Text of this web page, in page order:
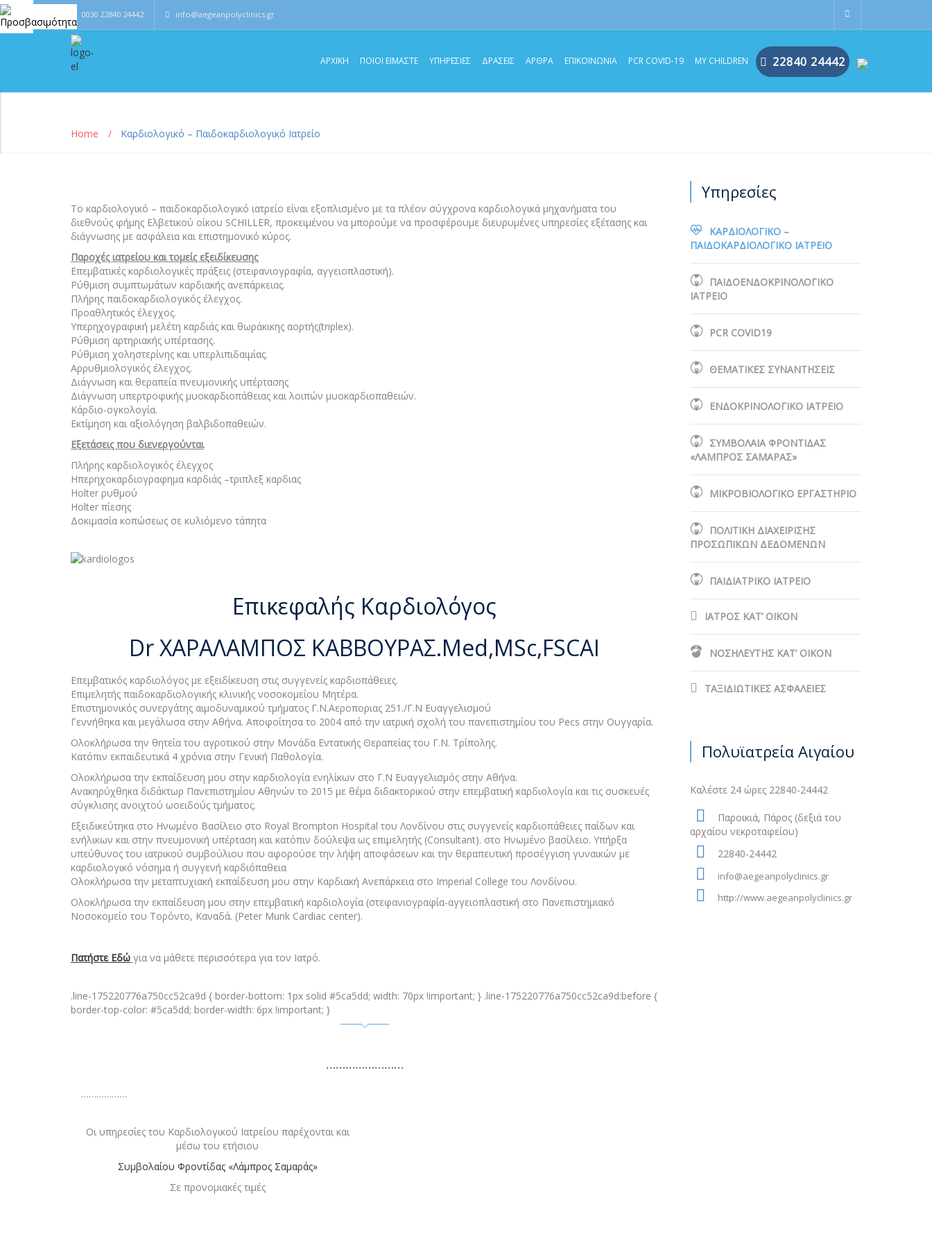
0030 22840 24442 info@aegeanpolyclinics.gr
ΑΡΧΙΚΗ ΠΟΙΟΙ ΕΙΜΑΣΤΕ ΥΠΗΡΕΣΙΕΣ ΔΡΑΣΕΙΣ ΑΡΘΡΑ ΕΠΙΚΟΙΝΩΝΙΑ PCR COVID-19 MY CHILDREN 22840 24442
Home Καρδιολογικό – Παιδοκαρδιολογικό Ιατρείο
Το καρδιολογικό – παιδοκαρδιολογικό ιατρείο είναι εξοπλισμένο με τα πλέον σύγχρονα καρδιολογικά μηχανήματα του
διεθνούς φήμης Ελβετικού οίκου SCHILLER, προκειμένου να μπορούμε να προσφέρουμε διευρυμένες υπηρεσίες εξέτασης και
διάγνωσης με ασφάλεια και επιστημονικό κύρος.
Παροχές ιατρείου και τομείς εξειδίκευσης
Επεμβατικές καρδιολογικές πράξεις (στεφανιογραφία, αγγειοπλαστική).
Ρύθμιση συμπτωμάτων καρδιακής ανεπάρκειας.
Πλήρης παιδοκαρδιολογικός έλεγχος.
Προαθλητικός έλεγχος.
Υπερηχογραφική μελέτη καρδιάς και θωράκικης αορτής(triplex).
Ρύθμιση αρτηριακής υπέρτασης.
Ρύθμιση χοληστερίνης και υπερλιπιδαιμίας.
Αρρυθμιολογικός έλεγχος.
Διάγνωση και θεραπεία πνευμονικής υπέρτασης
Διάγνωση υπερτροφικής μυοκαρδιοπάθειας και λοιπών μυοκαρδιοπαθειών.
Κάρδιο-ογκολογία.
Εκτίμηση και αξιολόγηση βαλβιδοπαθειών.
Εξετάσεις που διενεργούνται
Πλήρης καρδιολογικός έλεγχος
Ηπερηχοκαρδιογραφημα καρδιάς –τριπλεξ καρδιας
Holter ρυθμού
Holter πίεσης
Δοκιμασία κοπώσεως σε κυλιόμενο τάπητα
Επικεφαλής Καρδιολόγος
Dr ΧΑΡΑΛΑΜΠΟΣ ΚΑΒΒΟΥΡΑΣ.Med,MSc,FSCAI
Επεμβατικός καρδιολόγος με εξειδίκευση στις συγγενείς καρδιοπάθειες.
Επιμελητής παιδοκαρδιολογικής κλινικής νοσοκομείου Μητέρα.
Επιστημονικός συνεργάτης αιμοδυναμικού τμήματος Γ.Ν.Αεροποριας 251./Γ.Ν Ευαγγελισμού
Γεννήθηκα και μεγάλωσα στην Αθήνα. Αποφοίτησα το 2004 από την ιατρική σχολή του πανεπιστημίου του Pecs στην Ουγγαρία.
Ολοκλήρωσα την θητεία του αγροτικού στην Μονάδα Εντατικής Θεραπείας του Γ.Ν. Τρίπολης.
Κατόπιν εκπαιδευτικά 4 χρόνια στην Γενική Παθολογία.
Ολοκλήρωσα την εκπαίδευση μου στην καρδιολογία ενηλίκων στο Γ.Ν Ευαγγελισμός στην Αθήνα.
Ανακηρύχθηκα διδάκτωρ Πανεπιστημίου Αθηνών το 2015 με θέμα διδακτορικού στην επεμβατική καρδιολογία και τις συσκευές
σύγκλισης ανοιχτού ωοειδούς τμήματος.
Εξειδικεύτηκα στο Ηνωμένο Βασίλειο στο Royal Brompton Hospital του Λονδίνου στις συγγενείς καρδιοπάθειες παίδων και
ενήλικων και στην πνευμονική υπέρταση και κατόπιν δούλεψα ως επιμελητής (Consultant). στο Ηνωμένο βασίλειο. Υπήρξα
υπεύθυνος του ιατρικού συμβούλιου που αφορούσε την λήψη αποφάσεων και την θεραπευτική προσέγγιση γυναικών με
καρδιολογικό νόσημα ή συγγενή καρδιόπαθεια
Ολοκλήρωσα την μεταπτυχιακή εκπαίδευση μου στην Καρδιακή Ανεπάρκεια στο Imperial College του Λονδίνου.
Ολοκλήρωσα την εκπαίδευση μου στην επεμβατική καρδιολογία (στεφανιογραφία-αγγειοπλαστική στο Πανεπιστημιακό
Νοσοκομείο του Τορόντο, Καναδά. (Peter Munk Cardiac center).
Πατήστε Εδώ για να μάθετε περισσότερα για τον Ιατρό.
.line-175220776a750cc52ca9d { border-bottom: 1px solid #5ca5dd; width: 70px !important; } .line-175220776a750cc52ca9d:before {
border-top-color: #5ca5dd; border-width: 6px !important; }
……………………
………………
Οι υπηρεσίες του Καρδιολογικού Ιατρείου παρέχονται και
μέσω του ετήσιου
Συμβολαίου Φροντίδας «Λάμπρος Σαμαράς»
Σε προνομιακές τιμές
Υπηρεσίες
ΚΑΡΔΙΟΛΟΓΙΚΟ –
ΠΑΙΔΟΚΑΡΔΙΟΛΟΓΙΚΟ ΙΑΤΡΕΙΟ
ΠΑΙΔΟΕΝΔΟΚΡΙΝΟΛΟΓΙΚΟ
ΙΑΤΡΕΙΟ
PCR COVID19
ΘΕΜΑΤΙΚΕΣ ΣΥΝΑΝΤΗΣΕΙΣ
ΕΝΔΟΚΡΙΝΟΛΟΓΙΚΟ ΙΑΤΡΕΙΟ
ΣΥΜΒΟΛΑΙΑ ΦΡΟΝΤΙΔΑΣ
«ΛΑΜΠΡΟΣ ΣΑΜΑΡΑΣ»
ΜΙΚΡΟΒΙΟΛΟΓΙΚΟ ΕΡΓΑΣΤΗΡΙΟ
ΠΟΛΙΤΙΚΗ ΔΙΑΧΕΙΡΙΣΗΣ
ΠΡΟΣΩΠΙΚΩΝ ΔΕΔΟΜΕΝΩΝ
ΠΑΙΔΙΑΤΡΙΚΟ ΙΑΤΡΕΙΟ
ΙΑΤΡΟΣ ΚΑΤ’ ΟΙΚΟΝ
ΝΟΣΗΛΕΥΤΗΣ ΚΑΤ’ ΟΙΚΟΝ
ΤΑΞΙΔΙΩΤΙΚΕΣ ΑΣΦΑΛΕΙΕΣ
Πολυϊατρεία Αιγαίου
Καλέστε 24 ώρες 22840-24442
Παροικιά, Πάρος (δεξιά του
αρχαίου νεκροταφείου)
22840-24442
info@aegeanpolyclinics.gr
http://www.aegeanpolyclinics.gr